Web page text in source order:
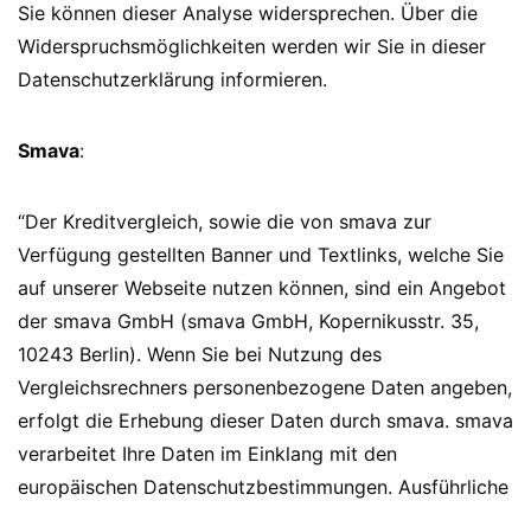
Sie können dieser Analyse widersprechen. Über die
Widerspruchsmöglichkeiten werden wir Sie in dieser
Datenschutzerklärung informieren.
Smava:
“Der Kreditvergleich, sowie die von smava zur
Verfügung gestellten Banner und Textlinks, welche Sie
auf unserer Webseite nutzen können, sind ein Angebot
der smava GmbH (smava GmbH, Kopernikusstr. 35,
10243 Berlin). Wenn Sie bei Nutzung des
Vergleichsrechners personenbezogene Daten angeben,
erfolgt die Erhebung dieser Daten durch smava. smava
verarbeitet Ihre Daten im Einklang mit den
europäischen Datenschutzbestimmungen. Ausführliche